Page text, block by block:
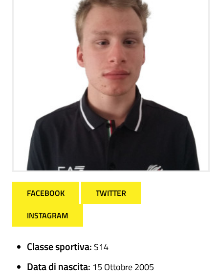
FACEBOOK
TWITTER
INSTAGRAM
Classe sportiva: S14
Data di nascita: 15 Ottobre 2005